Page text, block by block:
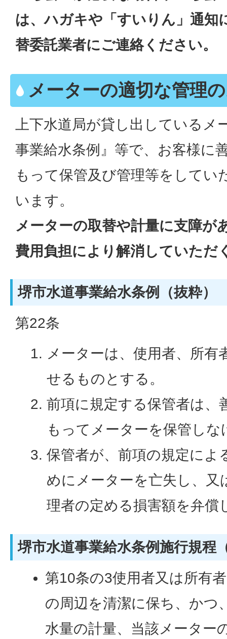
は、ハガキや「すいりん」通知
替委託業者にご連絡ください。
メーターの適切な管理
上下水道局が貸し出しているメ
事業給水条例』等で、お客様に
もって保管及び管理等をしてい
います。
メーターの取替や計量に支障が
費用負担により解消していただ
堺市水道事業給水条例（抜粋）
第22条
メーターは、使用者、所有
せるものとする。
前項に規定する保管者は、
もってメーターを保管し
保管者が、前項の規定によ
めにメーターを亡失し、又
理者の定める損害額を弁償
堺市水道事業給水条例施行規程
第10条の3使用者又は所有
の周辺を清潔に保ち、かつ
水量の計量、当該メーター